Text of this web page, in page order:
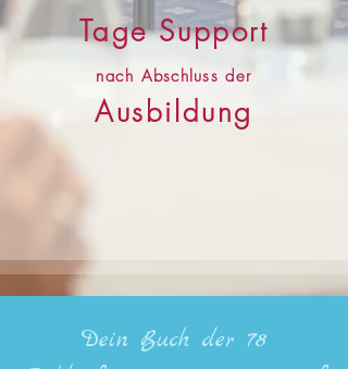
Tage Support
nach Abschluss der
Ausbildung
Dein Buch der 78